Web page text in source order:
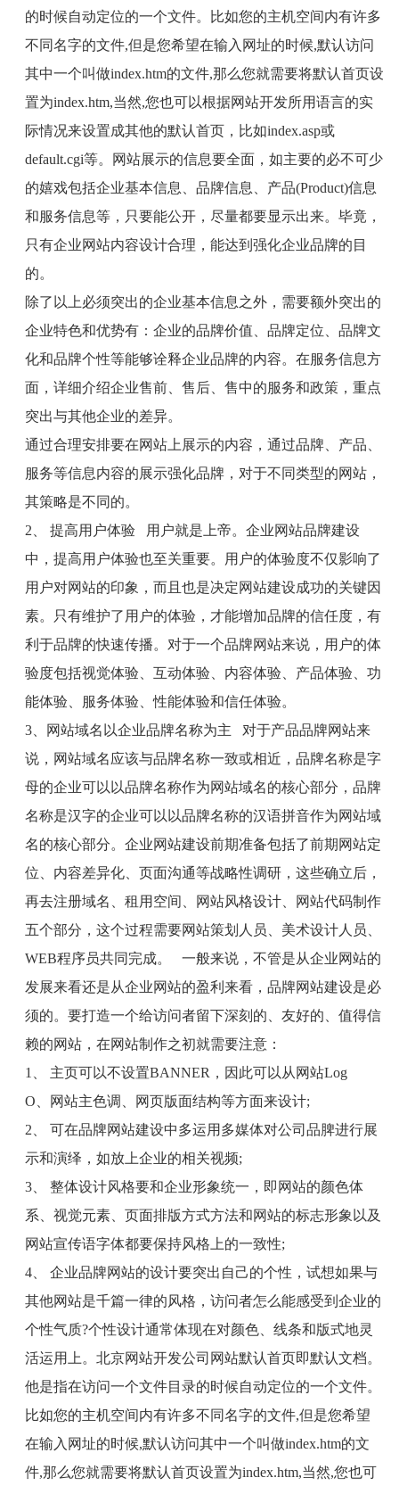
的时候自动定位的一个文件。比如您的主机空间内有许多
不同名字的文件,但是您希望在输入网址的时候,默认访问
其中一个叫做index.htm的文件,那么您就需要将默认首页设
置为index.htm,当然,您也可以根据网站开发所用语言的实
际情况来设置成其他的默认首页，比如index.asp或
default.cgi等。网站展示的信息要全面，如主要的必不可少
的嬉戏包括企业基本信息、品牌信息、产品(Product)信息
和服务信息等，只要能公开，尽量都要显示出来。毕竟，
只有企业网站内容设计合理，能达到强化企业品牌的目
的。
除了以上必须突出的企业基本信息之外，需要额外突出的
企业特色和优势有：企业的品牌价值、品牌定位、品牌文
化和品牌个性等能够诠释企业品牌的内容。在服务信息方
面，详细介绍企业售前、售后、售中的服务和政策，重点
突出与其他企业的差异。
通过合理安排要在网站上展示的内容，通过品牌、产品、
服务等信息内容的展示强化品牌，对于不同类型的网站，
其策略是不同的。
2 、 提高用户体验
用户就是上帝。企业网站品牌建设
中，提高用户体验也至关重要。用户的体验度不仅影响了
用户对网站的印象，而且也是决定网站建设成功的关键因
素。只有维护了用户的体验，才能增加品牌的信任度，有
利于品牌的快速传播。对于一个品牌网站来说，用户的体
验度包括视觉体验、互动体验、内容体验、产品体验、功
能体验、服务体验、性能体验和信任体验。
3、网站域名以企业品牌名称为主
对于产品品牌网站来
说，网站域名应该与品牌名称一致或相近，品牌名称是字
母的企业可以以品牌名称作为网站域名的核心部分，品牌
名称是汉字的企业可以以品牌名称的汉语拼音作为网站域
名的核心部分。企业网站建设前期准备包括了前期网站定
位、内容差异化、页面沟通等战略性调研，这些确立后，
再去注册域名、租用空间、网站风格设计、网站代码制作
五个部分，这个过程需要网站策划人员、美术设计人员、
WEB程序员共同完成。
一般来说，不管是从企业网站的
发展来看还是从企业网站的盈利来看，品牌网站建设是必
须的。要打造一个给访问者留下深刻的、友好的、值得信
赖的网站，在网站制作之初就需要注意：
1
、 主页可以不设置BANNER ，因此可以从网站Log
O 、网站主色调、网页版面结构等方面来设计;
2 、 可在品牌网站建设中多运用多媒体对公司品脾进行展
示和演绎，如放上企业的相关视频;
3、 整体设计风格要和企业形象统一，即网站的颜色体
系、视觉元素、页面排版方式方法和网站的标志形象以及
网站宣传语字体都要保持风格上的一致性;
4、 企业品牌网站的设计要突出自己的个性，试想如果与
其他网站是千篇一律的风格，访问者怎么能感受到企业的
个性气质?个性设计通常体现在对颜色、线条和版式地灵
活运用上。北京网站开发公司网站默认首页即默认文档。
他是指在访问一个文件目录的时候自动定位的一个文件。
比如您的主机空间内有许多不同名字的文件,但是您希望
在输入网址的时候,默认访问其中一个叫做index.htm的文
件,那么您就需要将默认首页设置为index.htm,当然,您也可